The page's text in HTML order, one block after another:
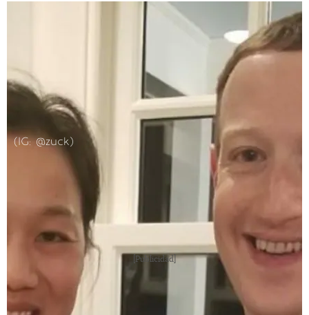
(IG: @zuck)
[Publicidad]